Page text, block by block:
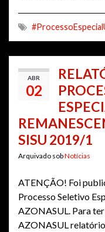
ABR
02
SISU 2019/1
Arquivado sobNotícias
ATENÇÃO! Foi
Processo Seletivo
AZONASUL. Para
AZONASUL